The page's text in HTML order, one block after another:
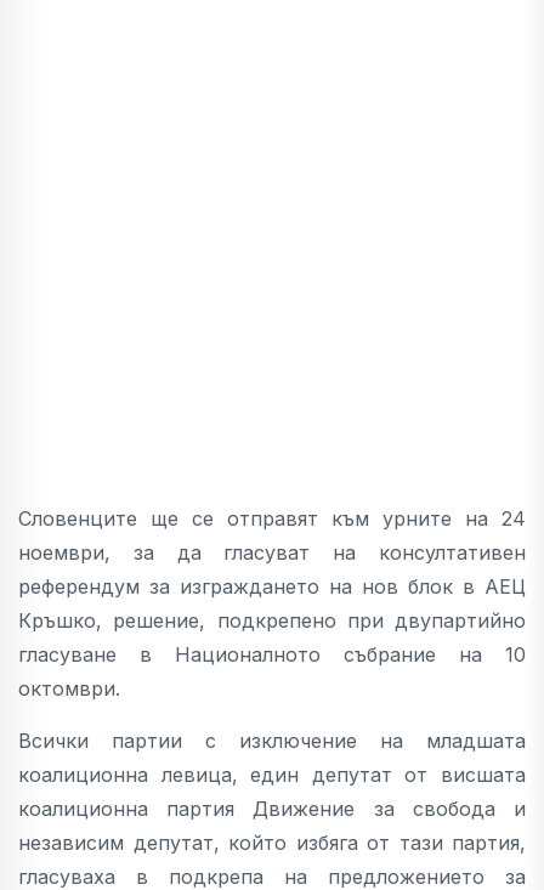
Словенците ще се отправят към урните на 24
ноември, за да гласуват на консултативен
референдум за изграждането на нов блок в АЕЦ
Кръшко, решение, подкрепено при двупартийно
гласуване в Националното събрание на 10
октомври.
Всички партии с изключение на младшата
коалиционна левица, един депутат от висшата
коалиционна партия Движение за свобода и
независим депутат, който избяга от тази партия,
гласуваха в подкрепа на предложението за